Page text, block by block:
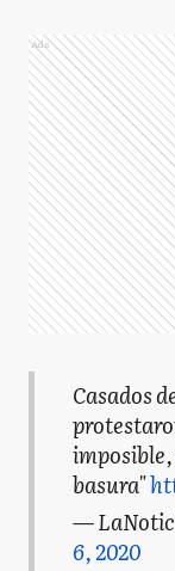
Ads
Casados
imposible,
basura"
—
6, 2020